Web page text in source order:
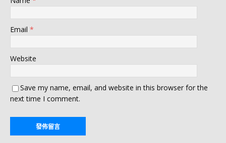
Email *
Website
Save my name, email, and website in this browser for the
next time I comment.